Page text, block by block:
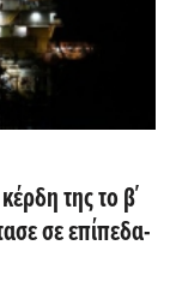
της το β΄
σε επίπεδα-